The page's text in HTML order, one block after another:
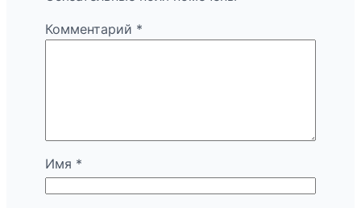
Комментарий *
Имя *